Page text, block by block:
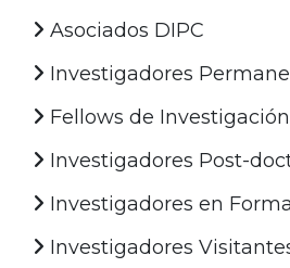
Asociados DIPC
Investigadores
Fellows de Investigación
Investigadores Post-
Investigadores en
Investigadores